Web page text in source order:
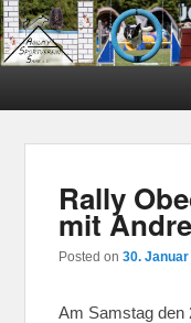
Rally
mit
Posted on30.
Am Samstag den